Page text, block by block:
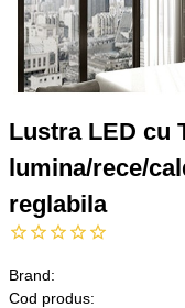
Lustra LED cu
lumina/rece/
reglabila
Brand:
Cod produs: